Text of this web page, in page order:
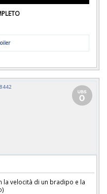
la velocità di un bradipo e la